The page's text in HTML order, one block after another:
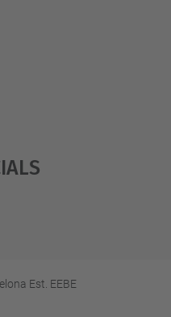
Est. EEBE